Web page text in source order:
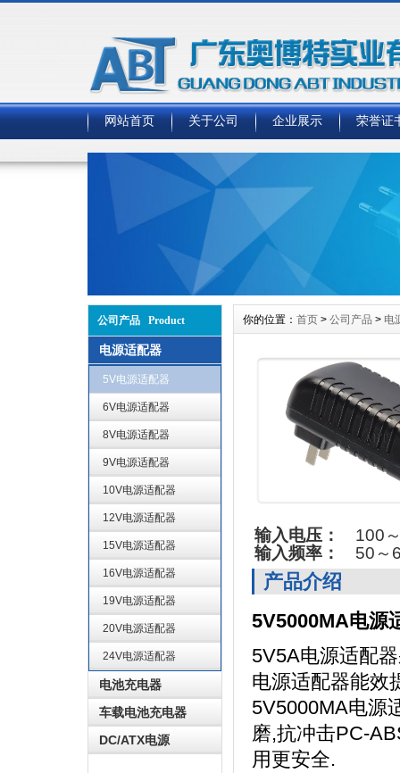
网站首页 关于公司 企业展示 荣誉证
公司产品 Product
电源适配器
5V电源适配器
6V电源适配器
8V电源适配器
9V电源适配器
10V电源适配器
12V电源适配器
15V电源适配器
16V电源适配器
19V电源适配器
20V电源适配器
24V电源适配器
电池充电器
车载电池充电器
DC/ATX电源
你的位置： 首页> 公司产品 > 电
输入电压：
100
输入频率：
50～
产品介绍
5V5000MA电源
5V5A电源适配
电源适配器能效
5V5000MA电源
磨,抗冲击PC-
用更安全.